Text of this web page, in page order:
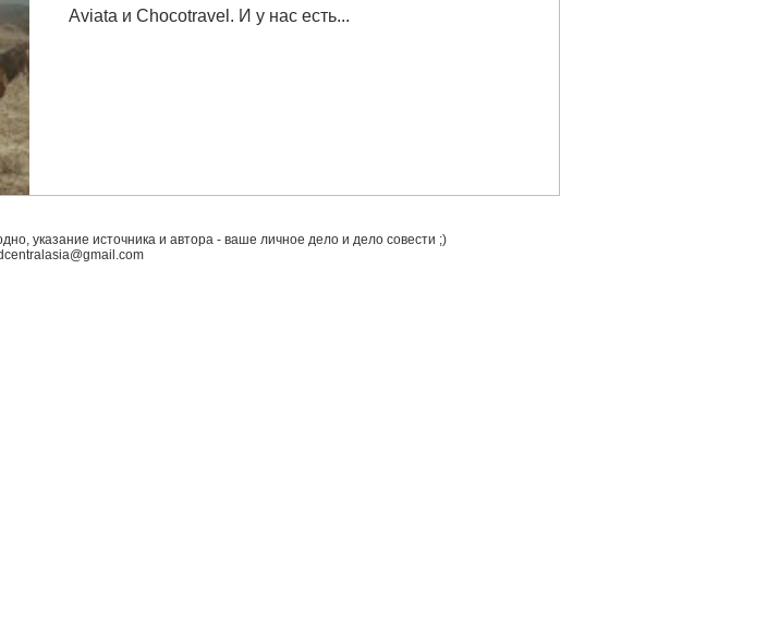
Aviata и Chocotravel. И у нас есть...
указание источника и автора - ваше личное дело и дело совести ;)